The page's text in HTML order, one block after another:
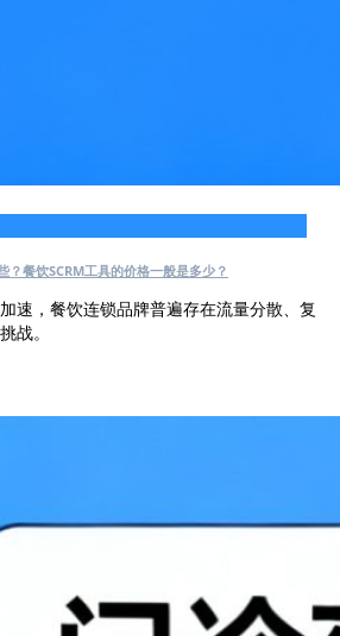
？餐饮SCRM工具的价格一般是多少？
速，餐饮连锁品牌普遍存在流量分散、复
战。